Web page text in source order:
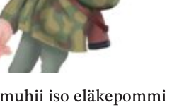
iso eläkepommi